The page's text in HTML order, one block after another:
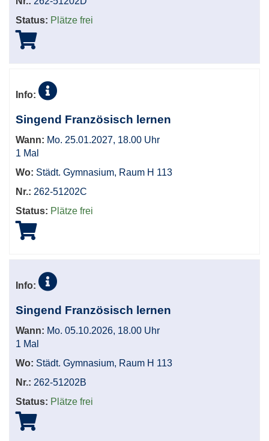
Status: Plätze frei
Info:
Singend Französisch lernen
Wann: Mo. 25.01.2027, 18.00 Uhr
1 Mal
Wo: Städt. Gymnasium, Raum H 113
Nr.: 262-51202C
Status: Plätze frei
Info:
Singend Französisch lernen
Wann: Mo. 05.10.2026, 18.00 Uhr
1 Mal
Wo: Städt. Gymnasium, Raum H 113
Nr.: 262-51202B
Status: Plätze frei